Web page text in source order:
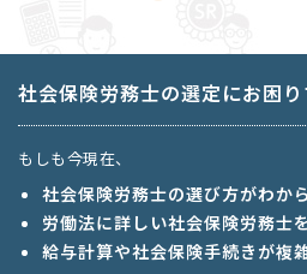
社会保険労務士の選定にお困
もしも今現在、
社会保険労務士の選び方がわか
労働法に詳しい社会保険労務士
給与計算や社会保険手続きが複